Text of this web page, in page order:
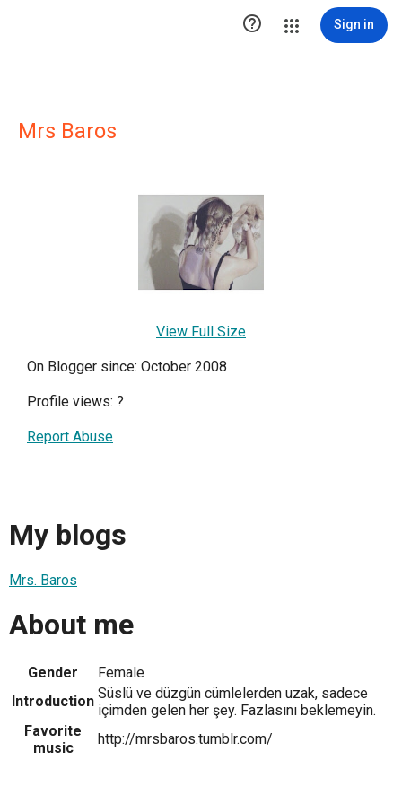
 Sign in
Mrs Baros
View Full Size
On Blogger since: October 2008
Profile views: ?
Report Abuse
My blogs
Mrs. Baros
About me
Gender
Female
Introduction Süslü ve düzgün cümlelerden uzak, sadece
içimden gelen her şey. Fazlasını beklemeyin.
Favorite
music
http://mrsbaros.tumblr.com/